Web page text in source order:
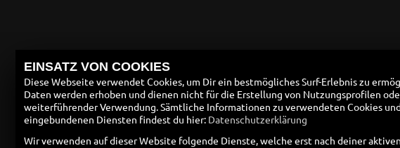
EINSATZ VON COOKIES
Diese Webseite verwendet Cookies, um Dir ein bestmögliches Surf-Erlebnis zu
Daten werden erhoben und dienen nicht für die Erstellung von Nutzungsprofilen
weiterführender Verwendung. Sämtliche Informationen zu verwendeten Cookies
eingebundenen Diensten findest du hier: Datenschutzerklärung
Wir verwenden auf dieser Website folgende Dienste, welche erst nach deiner